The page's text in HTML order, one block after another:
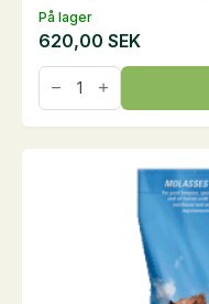
På lager
620,00 SEK
Struktur-
E,
20
kg